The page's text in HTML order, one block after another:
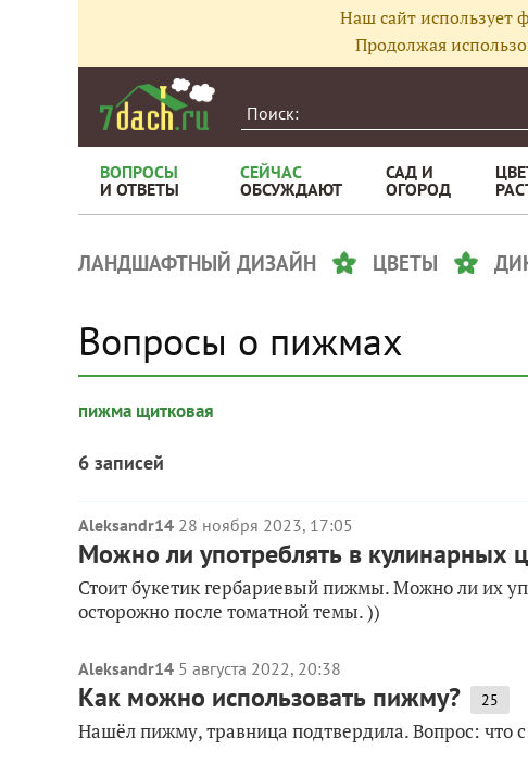
Наш сайт использует
Продолжая
ВОПРОСЫ
И ОТВЕТЫ
СЕЙЧАС
ОБСУЖДАЮТ
САД И
ОГОРОД
ЛАНДШАФТНЫЙ ДИЗАЙН ЦВЕТЫ
Вопросы о пижмах
пижма щитковая
6 записей
Aleksandr14 28 ноября 2023, 17:05
Можно ли употреблять в кулинарных
Стоит букетик гербариевый пижмы. Можно ли их
осторожно после томатной темы. ))
Aleksandr14 5 августа 2022, 20:38
Как можно использовать пижму? 25
Нашёл пижму, травница подтвердила. Вопрос: что